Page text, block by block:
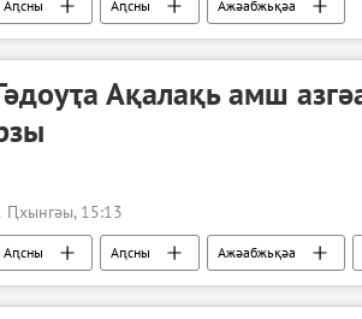
Аԥсны Аԥсны Ажәабжьқәа
Ақалақь амш
Ԥхынгәы, 15:13
Аԥсны Аԥсны Ажәабжьқәа